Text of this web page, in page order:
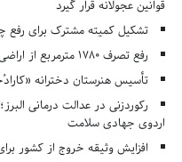
قوانین عجولانه قرار گیرد
تشکیل کمیته مشترک برای رفع
رفع تصرف ۱۷۸۰ مترمربع از اراضی ملی روستای سرودار کرج
تأسیس هنرستان دخترانه
اردوی جهادی سلامت
افزایش وثیقه خروج از کشور برای ادامه